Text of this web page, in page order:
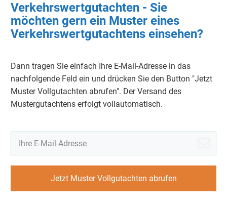
Verkehrswertgutachten - Sie
möchten gern ein Muster eines
Verkehrswertgutachtens einsehen?
Dann tragen Sie einfach Ihre E-Mail-Adresse in das
nachfolgende Feld ein und drücken Sie den Button "Jetzt
Muster Vollgutachten abrufen". Der Versand des
Mustergutachtens erfolgt vollautomatisch.
Jetzt Muster Vollgutachten abrufen